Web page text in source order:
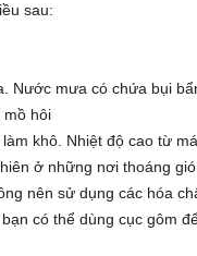
sau:
Nước mưa có chứa bụi
mồ hôi
khô. Nhiệt độ cao từ
ở những nơi thoáng
nên sử dụng các hóa
có thể dùng cục gôm